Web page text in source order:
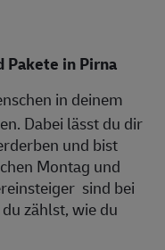
Pakete in Pirna
in deinem
Dabei lässt du dir
und bist
Montag und
sind bei
zählst, wie du